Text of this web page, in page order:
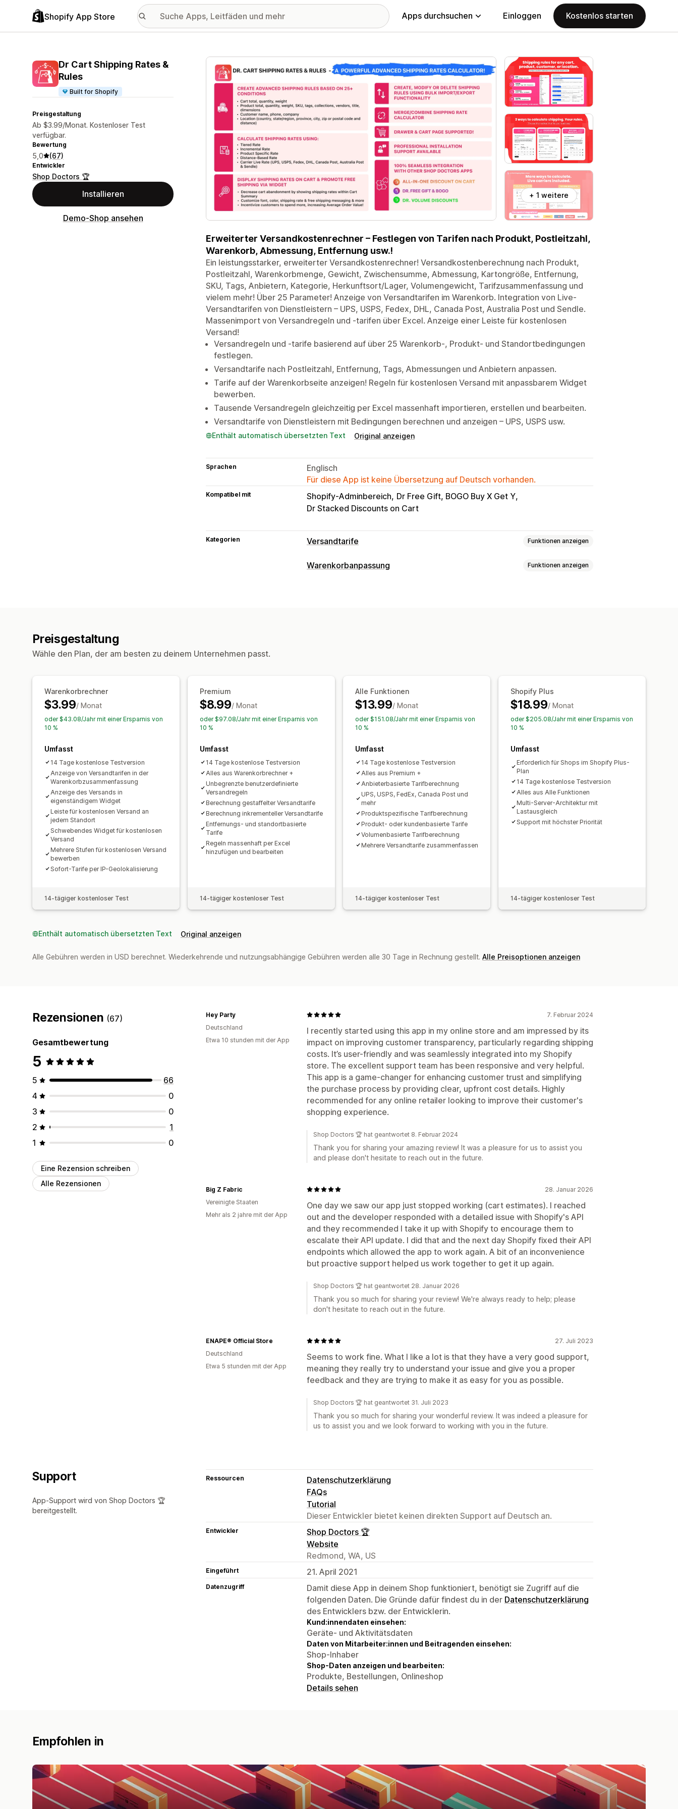
Shopify App Store Apps durchsuchen Einloggen Kostenlos starten
Dr Cart Shipping Rates &
Rules
Built for Shopify
Preisgestaltung
Ab $3.99/Monat. Kostenloser Test
verfügbar.
Bewertung
5,0 (67)
Entwickler
Shop Doctors 🏆
Installieren
Demo-Shop ansehen
Vorgestellte Bildergalerie
+ 1 weitere
Erweiterter Versandkostenrechner – Festlegen von Tarifen nach Produkt, Postleitzahl,
Warenkorb, Abmessung, Entfernung usw.!
Ein leistungsstarker, erweiterter Versandkostenrechner! Versandkostenberechnung nach Produkt,
Postleitzahl, Warenkorbmenge, Gewicht, Zwischensumme, Abmessung, Kartongröße, Entfernung,
SKU, Tags, Anbietern, Kategorie, Herkunftsort/Lager, Volumengewicht, Tarifzusammenfassung und
vielem mehr! Über 25 Parameter! Anzeige von Versandtarifen im Warenkorb. Integration von Live-
Versandtarifen von Dienstleistern – UPS, USPS, Fedex, DHL, Canada Post, Australia Post und Sendle.
Massenimport von Versandregeln und -tarifen über Excel. Anzeige einer Leiste für kostenlosen
Versand!
Versandregeln und -tarife basierend auf über 25 Warenkorb-, Produkt- und Standortbedingungen
festlegen.
Versandtarife nach Postleitzahl, Entfernung, Tags, Abmessungen und Anbietern anpassen.
Tarife auf der Warenkorbseite anzeigen! Regeln für kostenlosen Versand mit anpassbarem Widget
bewerben.
Tausende Versandregeln gleichzeitig per Excel massenhaft importieren, erstellen und bearbeiten.
Versandtarife von Dienstleistern mit Bedingungen berechnen und anzeigen – UPS, USPS usw.
Enthält automatisch übersetzten Text Original anzeigen
Sprachen
Englisch
Für diese App ist keine Übersetzung auf Deutsch vorhanden.
Kompatibel mit Shopify-Adminbereich Dr Free Gift, BOGO Buy X Get Y
Dr Stacked Discounts on Cart
Kategorien Versandtarife Funktionen anzeigen
Tarifberechnung
Warenkorbanpassung Funktionen anzeigen
Preisgestaltung
Wähle den Plan, der am besten zu deinem Unternehmen passt.
Warenkorbrechner
$3.99/ Monat
oder $43.08/Jahr mit einer Ersparnis von
10 %
Umfasst
14 Tage kostenlose Testversion
Anzeige von Versandtarifen in der
Warenkorbzusammenfassung
Anzeige des Versands in
eigenständigem Widget
Leiste für kostenlosen Versand an
jedem Standort
Schwebendes Widget für kostenlosen
Versand
Mehrere Stufen für kostenlosen Versand
bewerben
Sofort-Tarife per IP-Geolokalisierung
14-tägiger kostenloser Test
Premium
$8.99/ Monat
oder $97.08/Jahr mit einer Ersparnis von
10 %
Umfasst
14 Tage kostenlose Testversion
Alles aus Warenkorbrechner +
Unbegrenzte benutzerdefinierte
Versandregeln
Berechnung gestaffelter Versandtarife
Berechnung inkrementeller Versandtarife
Entfernungs- und standortbasierte
Tarife
Regeln massenhaft per Excel
hinzufügen und bearbeiten
14-tägiger kostenloser Test
Alle Funktionen
$13.99/ Monat
oder $151.08/Jahr mit einer Ersparnis von
10 %
Umfasst
14 Tage kostenlose Testversion
Alles aus Premium +
Anbieterbasierte Tarifberechnung
UPS, USPS, FedEx, Canada Post und
mehr
Produktspezifische Tarifberechnung
Produkt- oder kundenbasierte Tarife
Volumenbasierte Tarifberechnung
Mehrere Versandtarife zusammenfassen
14-tägiger kostenloser Test
Shopify Plus
$18.99/ Monat
oder $205.08/Jahr mit einer Ersparnis von
10 %
Umfasst
Erforderlich für Shops im Shopify Plus-
Plan
14 Tage kostenlose Testversion
Alles aus Alle Funktionen
Multi-Server-Architektur mit
Lastausgleich
Support mit höchster Priorität
14-tägiger kostenloser Test
Enthält automatisch übersetzten Text Original anzeigen
Alle Gebühren werden in USD berechnet. Wiederkehrende und nutzungsabhängige Gebühren werden alle 30 Tage in Rechnung gestellt. Alle Preisoptionen anzeigen
Rezensionen (67)
Gesamtbewertung
5
5
66
4
0
3
0
2
1
1
0
Eine Rezension schreiben
Alle Rezensionen
7. Februar 2024
I recently started using this app in my online store and am impressed by its
impact on improving customer transparency, particularly regarding shipping
costs. It’s user-friendly and was seamlessly integrated into my Shopify
store. The excellent support team has been responsive and very helpful.
This app is a game-changer for enhancing customer trust and simplifying
the purchase process by providing clear, upfront cost details. Highly
recommended for any online retailer looking to improve their customer's
shopping experience.
Hey Party
Deutschland
Etwa 10 stunden mit der App
Shop Doctors 🏆 hat geantwortet 8. Februar 2024
Thank you for sharing your amazing review! It was a pleasure for us to assist you
and please don't hesitate to reach out in the future.
28. Januar 2026
One day we saw our app just stopped working (cart estimates). I reached
out and the developer responded with a detailed issue with Shopify's API
and they recommended I take it up with Shopify to encourage them to
escalate their API update. I did that and the next day Shopify fixed their API
endpoints which allowed the app to work again. A bit of an inconvenience
but proactive support helped us work together to get it up again.
Big Z Fabric
Vereinigte Staaten
Mehr als 2 jahre mit der App
Shop Doctors 🏆 hat geantwortet 28. Januar 2026
Thank you so much for sharing your review! We're always ready to help; please
don't hesitate to reach out in the future.
27. Juli 2023
Seems to work fine. What I like a lot is that they have a very good support,
meaning they really try to understand your issue and give you a proper
feedback and they are trying to make it as easy for you as possible.
ENAPE® Official Store
Deutschland
Etwa 5 stunden mit der App
Shop Doctors 🏆 hat geantwortet 31. Juli 2023
Thank you so much for sharing your wonderful review. It was indeed a pleasure for
us to assist you and we look forward to working with you in the future.
Support
App-Support wird von Shop Doctors 🏆
bereitgestellt.
Ressourcen
Datenschutzerklärung
FAQs
Tutorial
Dieser Entwickler bietet keinen direkten Support auf Deutsch an.
Entwickler
Shop Doctors 🏆
Website
Redmond, WA, US
Eingeführt 21. April 2021
Datenzugriff
Damit diese App in deinem Shop funktioniert, benötigt sie Zugriff auf die
folgenden Daten. Die Gründe dafür findest du in der Datenschutzerklärung
des Entwicklers bzw. der Entwicklerin.
Kund:innendaten einsehen:
Geräte- und Aktivitätsdaten
Daten von Mitarbeiter:innen und Beitragenden einsehen:
Shop-Inhaber
Shop-Daten anzeigen und bearbeiten:
Produkte, Bestellungen, Onlineshop
Details sehen
Empfohlen in